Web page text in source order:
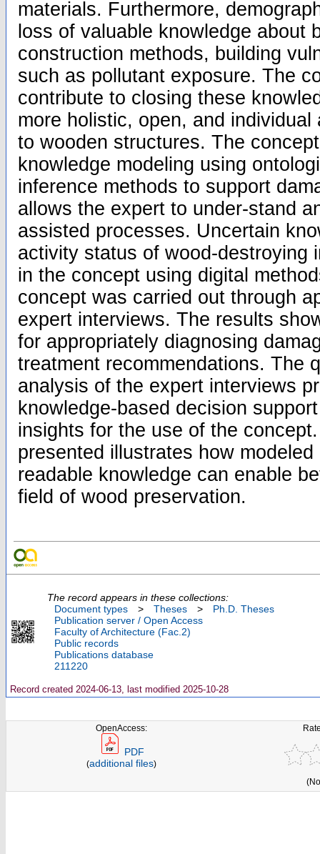
materials. Furthermore,
loss of valuable knowledge about
construction methods, building
such as pollutant exposure. The
contribute to closing these
more holistic, open, and
to wooden structures. The
knowledge modeling using
inference methods to support
allows the expert to under-stand
assisted processes. Uncertain
activity status of wood-destroying
in the concept using digital
concept was carried out through
expert interviews. The results
for appropriately diagnosing
treatment recommendations. The
analysis of the expert interviews
knowledge-based decision
insights for the use of the
presented illustrates how
readable knowledge can enable
field of wood preservation.
The record appears in these collections:
Document types
> Theses >
Ph.D. Theses
Publication server / Open Access
Faculty of Architecture (Fac.2)
Public records
Publications database
211220
Record created 2024-06-13, last modified 2025-10-28
OpenAccess:
PDF
(additional files)